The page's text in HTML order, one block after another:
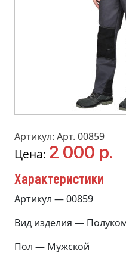
Артикул: Арт. 00859
Цена: 2 000 р.
Характеристики
Артикул — 00859
Вид изделия —
Пол — Мужской